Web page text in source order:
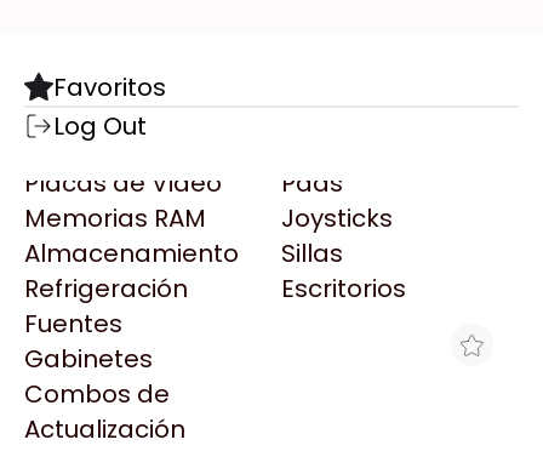
Componentes
Motherboards
Microprocesadores
Placas de Video
Memorias RAM
Almacenamiento
Refrigeración
Fuentes
Gabinetes
Combos de
Actualización
Pads
Joysticks
Sillas
Escritorios
Todas las Marcas
AMD
AULA
Acer
Adata
AeroCool
Antec
Arkham
Asrock
Destacadas
Favoritos
Log Out
MOTHERBOARD GIGABYTE B860M
D3HP LGA1851 DDR5